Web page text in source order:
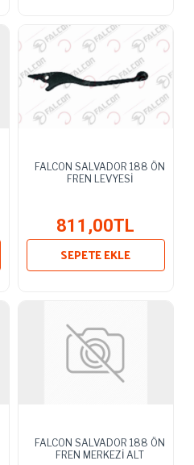
FALCON SALVADOR 188 ÖN
FREN LEVYESİ
811,00TL
SEPETE EKLE
FALCON SALVADOR 188 ÖN
FREN MERKEZİ ALT